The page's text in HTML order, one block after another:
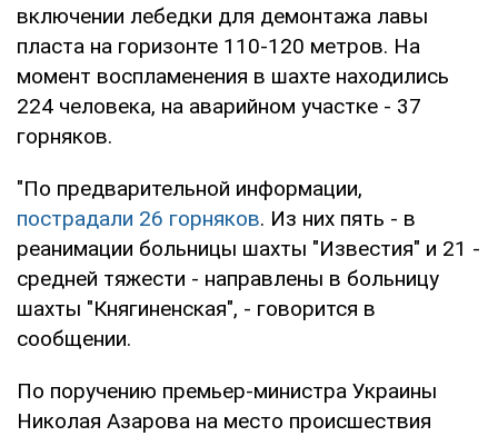
включении лебедки для демонтажа лавы
пласта на горизонте 110-120 метров. На
момент воспламенения в шахте находились
224 человека, на аварийном участке - 37
горняков.
"По предварительной информации,
пострадали 26 горняков. Из них пять - в
реанимации больницы шахты "Известия" и 21 -
средней тяжести - направлены в больницу
шахты "Княгиненская", - говорится в
сообщении.
По поручению премьер-министра Украины
Николая Азарова на место происшествия